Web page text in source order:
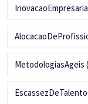
MetodologiasAgeis